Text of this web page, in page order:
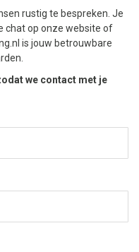
rustig te bespreken. Je
chat op onze website of
is jouw betrouwbare
we contact met je